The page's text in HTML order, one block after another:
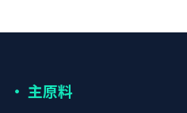
‧ 主原料